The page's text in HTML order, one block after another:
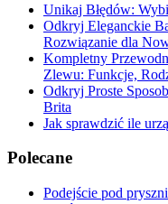
Unikaj Błędów:
Odkryj Eleganckie
Rozwiązanie dla
Kompletny
Zlewu: Funkcje,
Odkryj Proste
Brita
Jak sprawdzić ile
Polecane
Podejście pod